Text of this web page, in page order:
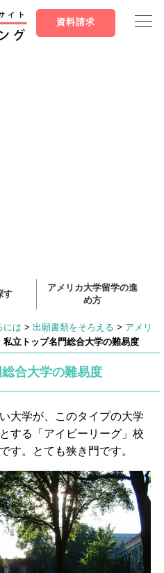
資料請求
す
アメリカ大学留学の進
め方
には > 出願書類をそろえる > アメリ
私立トップ名門総合大学の難易度
合大学の難易度
大学が、このタイプの大学
する「アイビーリーグ」校
す。とても狭き門です。